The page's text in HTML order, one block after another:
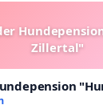
Zillertal"